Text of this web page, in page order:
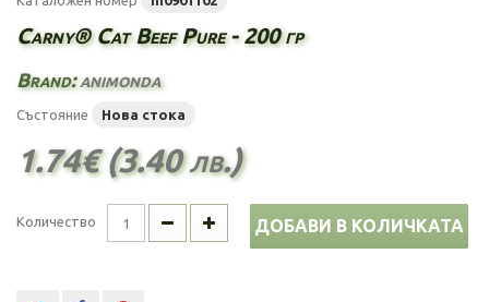
Carny® Cat Beef Pure - 200 гр
Brand:animonda
Състояние Нова стока
1.74€ (3.40 лв.)
Количество ДОБАВИ В КОЛИЧКАТА